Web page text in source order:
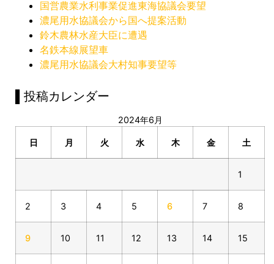
国営農業水利事業促進東海協議会要望
濃尾用水協議会から国へ提案活動
鈴木農林水産大臣に遭遇
名鉄本線展望車
濃尾用水協議会大村知事要望等
▌投稿カレンダー
2024年6月
日 月 火 水 木 金 土
1
2 3 4 5 6 7 8
9 10 11 12 13 14 15